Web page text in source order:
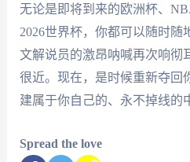
无论是即将到来的欧洲杯、
2026世界杯，你都可以随时随
文解说员的激昂呐喊再次响彻
很近。现在，是时候重新夺回
建属于你自己的、永不掉线的
Spread the love